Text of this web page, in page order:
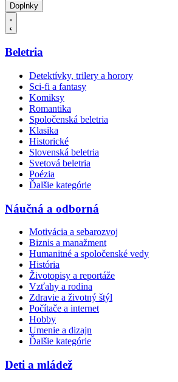
Doplnky
Beletria
Detektívky, trilery a horory
Sci-fi a fantasy
Komiksy
Romantika
Spoločenská beletria
Klasika
Historické
Slovenská beletria
Svetová beletria
Poézia
Ďalšie kategórie
Náučná a odborná
Motivácia a sebarozvoj
Biznis a manažment
Humanitné a spoločenské vedy
História
Životopisy a reportáže
Vzťahy a rodina
Zdravie a životný štýl
Počítače a internet
Hobby
Umenie a dizajn
Ďalšie kategórie
Deti a mládež